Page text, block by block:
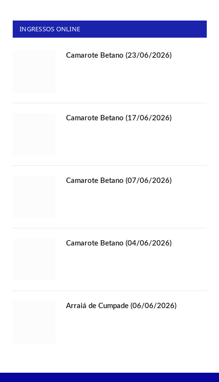
INGRESSOS ONLINE
Camarote Betano (23/06/2026)
Camarote Betano (17/06/2026)
Camarote Betano (07/06/2026)
Camarote Betano (04/06/2026)
Arraiá de Cumpade (06/06/2026)